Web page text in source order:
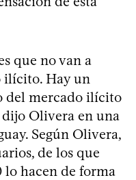
que no van a
ilícito. Hay un
del mercado ilícito
dijo Olivera en una
Según Olivera,
de los que
hacen de forma